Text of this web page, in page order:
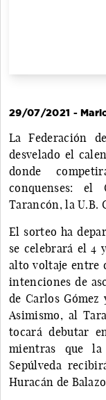
29/07/2021 -
La Federación
desvelado el
donde
conquenses:
Tarancón, la U.B.
El sorteo ha
se celebrará el 4
alto voltaje entre
intenciones de
de Carlos
Asimismo, al
tocará debutar
mientras que
Sepúlveda
Huracán de